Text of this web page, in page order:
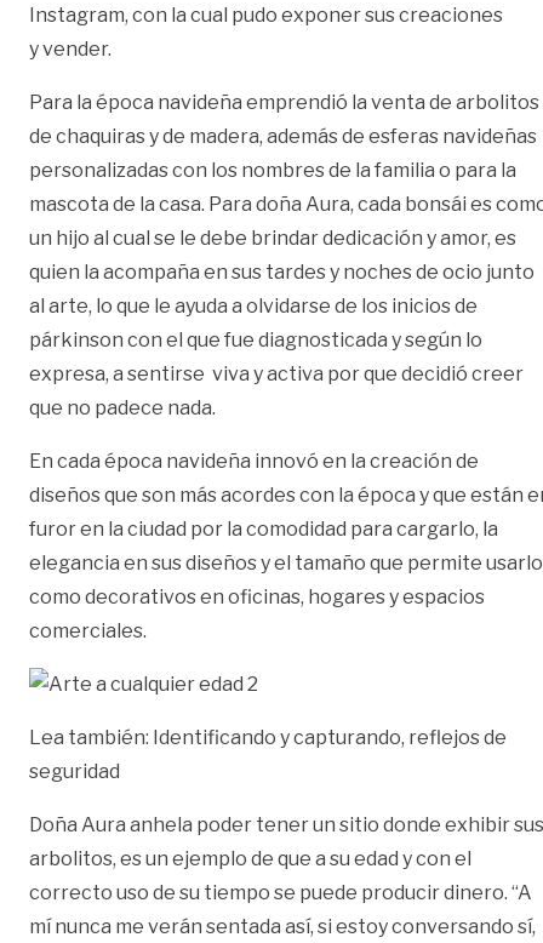
Instagram, con la cual pudo exponer sus creaciones
y vender.
Para la época navideña emprendió la venta de arbolitos
de chaquiras y de madera, además de esferas navideñas
personalizadas con los nombres de la familia o para la
mascota de la casa. Para doña Aura, cada bonsái es
un hijo al cual se le debe brindar dedicación y amor, es
quien la acompaña en sus tardes y noches de ocio junto
al arte, lo que le ayuda a olvidarse de los inicios de
párkinson con el que fue diagnosticada y según lo
expresa, a sentirse viva y activa por que decidió creer
que no padece nada.
En cada época navideña innovó en la creación de
diseños que son más acordes con la época y que están
furor en la ciudad por la comodidad para cargarlo, la
elegancia en sus diseños y el tamaño que permite
como decorativos en oficinas, hogares y espacios
comerciales.
Lea también: Identificando y capturando, reflejos de
seguridad
Doña Aura anhela poder tener un sitio donde exhibir sus
arbolitos, es un ejemplo de que a su edad y con el
correcto uso de su tiempo se puede producir dinero. “A
mí nunca me verán sentada así, si estoy conversando sí,